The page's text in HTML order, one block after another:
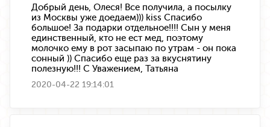
Добрый день, Олеся! Все получила, а посылку
из Москвы уже доедаем))) kiss Спасибо
большое! За подарки отдельное!!!! Сын у меня
единственный, кто не ест мед, поэтому
молочко ему в рот засыпаю по утрам - он пока
сонный )) Спасибо еще раз за вкуснятину
полезную!!! С Уважением, Татьяна
2020-04-22 19:14:01